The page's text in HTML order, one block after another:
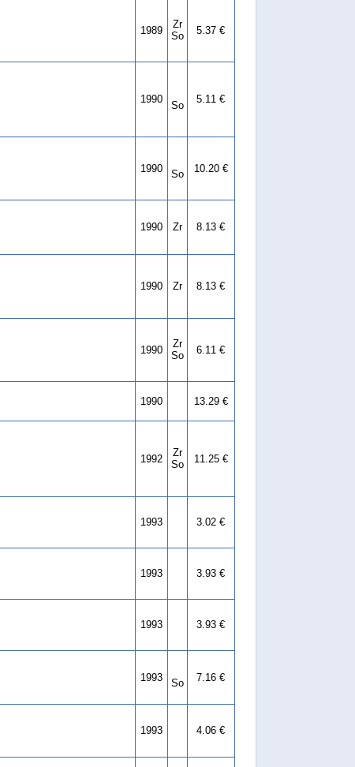
1989
Zr
So
5.37 €
1990
So
5.11 €
1990 So 10.20 €
1990 Zr 8.13 €
1990 Zr 8.13 €
1990
Zr
So
6.11 €
1990 13.29 €
1992
Zr
So
11.25 €
1993 3.02 €
1993 3.93 €
1993 3.93 €
1993 So 7.16 €
1993 4.06 €